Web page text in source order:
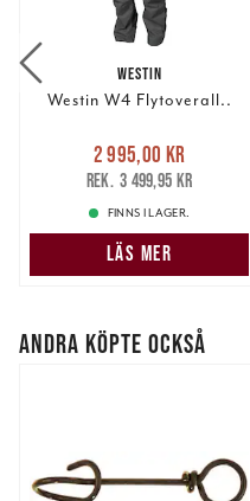
WESTIN
Westin W4 Flytoverall..
Nuvarande pris
2 995,00 krTidigare pris
3 499,95 kr
2 995,00 kr
3 499,95 kr
FINNS I LAGER.
LÄS MER
ANDRA KÖPTE OCKSÅ